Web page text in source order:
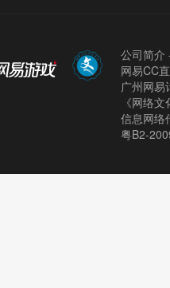
公司简介
网易CC
广州网
《网络
信息网络
粤B2-